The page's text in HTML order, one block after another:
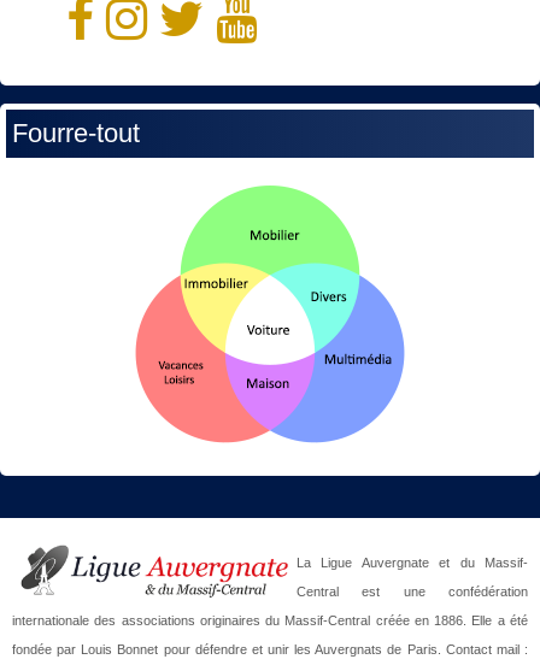
Fourre-tout
La Ligue Auvergnate et du Massif-
Central est une confédération
internationale des associations originaires du Massif-Central créée en 1886. Elle a été
fondée par Louis Bonnet pour défendre et unir les Auvergnats de Paris. Contact mail :